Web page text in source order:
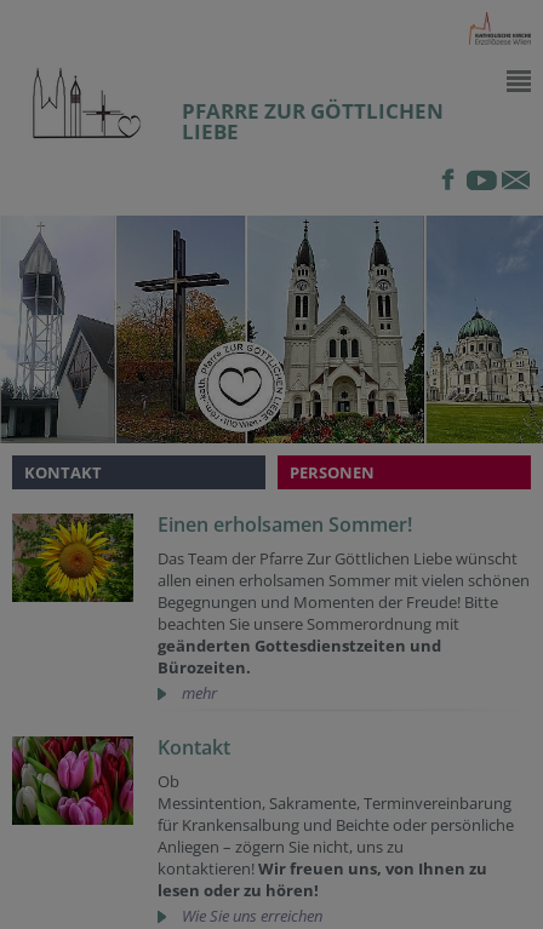
PFARRE ZUR GÖTTLICHEN
LIEBE
KONTAKT PERSONEN
Einen erholsamen Sommer!
Das Team der Pfarre Zur Göttlichen Liebe wünscht
allen einen erholsamen Sommer mit vielen schönen
Begegnungen und Momenten der Freude! Bitte
beachten Sie unsere Sommerordnung mit
geänderten Gottesdienstzeiten und
Bürozeiten.
mehr
Kontakt
Ob
Messintention, Sakramente, Terminvereinbarung
für Krankensalbung und Beichte oder persönliche
Anliegen – zögern Sie nicht, uns zu
kontaktieren!Wir freuen uns, von Ihnen zu
lesen oder zu hören!
Wie Sie uns erreichen